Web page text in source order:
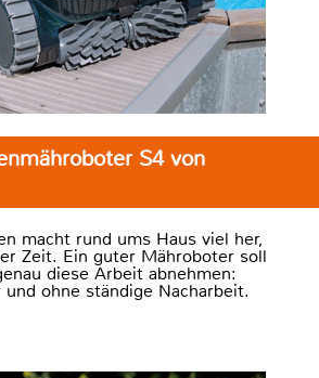
S4 von
macht rund ums Haus viel her,
Zeit. Ein guter Mähroboter soll
diese Arbeit abnehmen:
ohne ständige Nacharbeit.